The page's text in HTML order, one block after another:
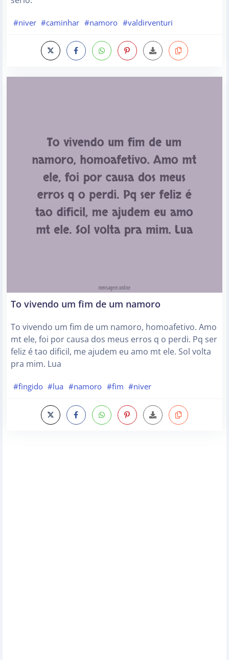
#niver #caminhar #namoro #valdirventuri
To vivendo um fim de um namoro
To vivendo um fim de um namoro, homoafetivo. Amo
mt ele, foi por causa dos meus erros q o perdi. Pq ser
feliz é tao dificil, me ajudem eu amo mt ele. Sol volta
pra mim. Lua
#fingido #lua #namoro #fim #niver